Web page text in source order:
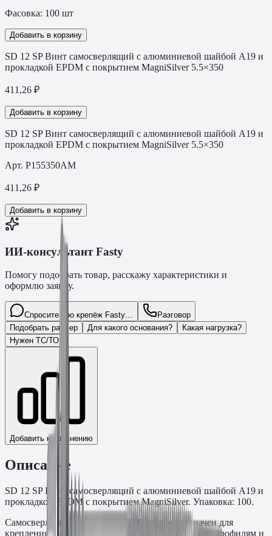
Фасовка: 100 шт
Добавить в корзину
SD 12 SP Винт самосверлящий с алюминиевой шайбой A19 и
прокладкой EPDM с покрытием MagniSilver 5.5×350
411,26 ₽
Добавить в корзину
SD 12 SP Винт самосверлящий с алюминиевой шайбой A19 и
прокладкой EPDM с покрытием MagniSilver 5.5×350
Арт. P155350AM
411,26 ₽
Добавить в корзину
ИИ-консультант Fasty
Помогу подобрать товар, расскажу характеристики и
оформлю заявку.
Спросите про крепёж Fasty…
Разговор
Подобрать размер
Для какого основания?
Какая нагрузка?
Нужен ТС/ТО
Добавить к сравнению
Описание
SD 12 SP Винт самосверлящий с алюминиевой шайбой A19 и
прокладкой EPDM с покрытием MagniSilver. Упаковка: 100.
Самосверлящий винт SD 12 SP Fasty предназначен для
крепления сэндвич-панелей к несущим стальным профилям и